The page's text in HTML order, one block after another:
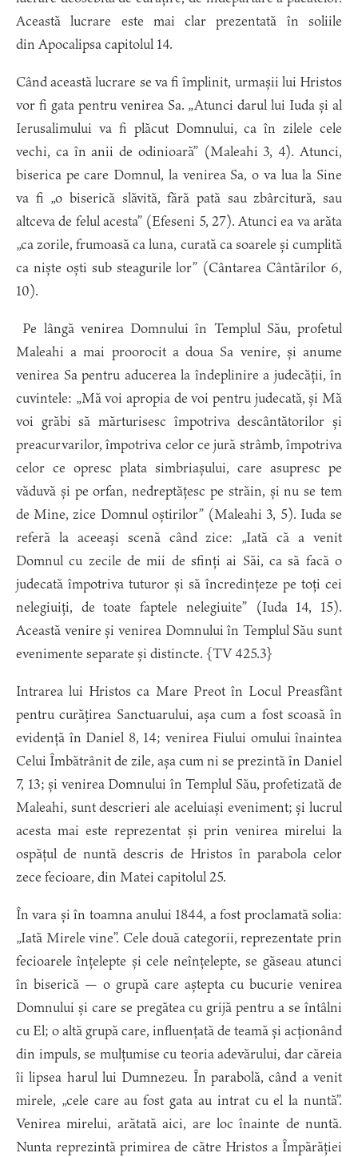
Această lucrare este mai clar prezentată în soliile
din Apocalipsa capitolul 14.
Când această lucrare se va fi împlinit, urmașii lui Hristos
vor fi gata pentru venirea Sa. „Atunci darul lui Iuda și al
Ierusalimului va fi plăcut Domnului, ca în zilele cele
vechi, ca în anii de odinioară” (Maleahi 3, 4). Atunci,
biserica pe care Domnul, la venirea Sa, o va lua la Sine
va fi „o biserică slăvită, fără pată sau zbârcitură, sau
altceva de felul acesta” (Efeseni 5, 27). Atunci ea va arăta
„ca zorile, frumoasă ca luna, curată ca soarele și cumplită
ca niște oști sub steagurile lor” (Cântarea Cântărilor 6,
10).
Pe lângă venirea Domnului în Templul Său, profetul
Maleahi a mai proorocit a doua Sa venire, și anume
venirea Sa pentru aducerea la îndeplinire a judecății, în
cuvintele: „Mă voi apropia de voi pentru judecată, și Mă
voi grăbi să mărturisesc împotriva descântătorilor și
preacurvarilor, împotriva celor ce jură strâmb, împotriva
celor ce opresc plata simbriașului, care asupresc pe
văduvă și pe orfan, nedreptățesc pe străin, și nu se tem
de Mine, zice Domnul oștirilor” (Maleahi 3, 5). Iuda se
referă la aceeași scenă când zice: „Iată că a venit
Domnul cu zecile de mii de sfinți ai Săi, ca să facă o
judecată împotriva tuturor și să încredințeze pe toți cei
nelegiuiți, de toate faptele nelegiuite” (Iuda 14, 15).
Această venire și venirea Domnului în Templul Său sunt
evenimente separate și distincte. {TV 425.3}
Intrarea lui Hristos ca Mare Preot în Locul Preasfânt
pentru curățirea Sanctuarului, așa cum a fost scoasă în
evidență în Daniel 8, 14; venirea Fiului omului înaintea
Celui Îmbătrânit de zile, așa cum ni se prezintă în Daniel
7, 13; și venirea Domnului în Templul Său, profetizată de
Maleahi, sunt descrieri ale aceluiași eveniment; și lucrul
acesta mai este reprezentat și prin venirea mirelui la
ospățul de nuntă descris de Hristos în parabola celor
zece fecioare, din Matei capitolul 25.
În vara și în toamna anului 1844, a fost proclamată solia:
„Iată Mirele vine”. Cele două categorii, reprezentate prin
fecioarele înțelepte și cele neînțelepte, se găseau atunci
în biserică — o grupă care aștepta cu bucurie venirea
Domnului și care se pregătea cu grijă pentru a se întâlni
cu El; o altă grupă care, influențată de teamă și acționând
din impuls, se mulțumise cu teoria adevărului, dar căreia
îi lipsea harul lui Dumnezeu. În parabolă, când a venit
mirele, „cele care au fost gata au intrat cu el la nuntă”.
Venirea mirelui, arătată aici, are loc înainte de nuntă.
Nunta reprezintă primirea de către Hristos a Împărăției